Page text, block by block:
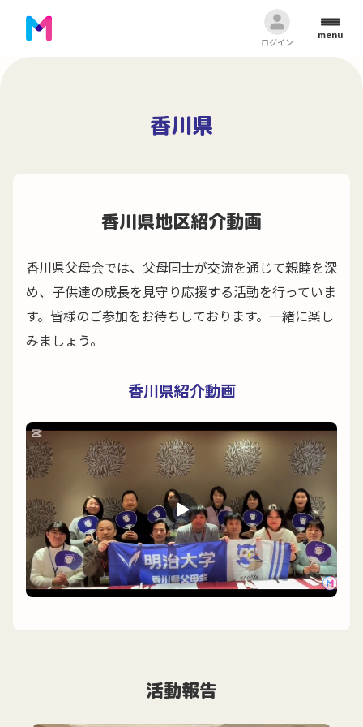
ログイン
menu
香川県
香川県地区紹介動画
香川県父母会では、父母同士が交流を通じて親睦を深
め、子供達の成長を見守り応援する活動を行っていま
す。皆様のご参加をお待ちしております。一緒に楽し
みましょう。
香川県紹介動画
活動報告